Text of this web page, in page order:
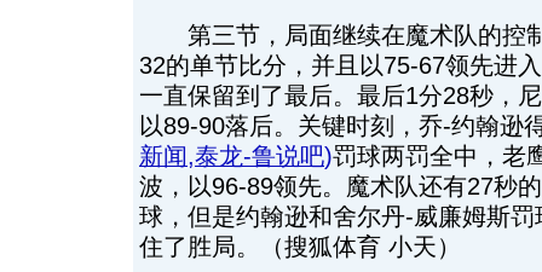
第三节，局面继续在魔术队的控
32的单节比分，并且以75-67领先进
一直保留到了最后。最后1分28秒，
以89-90落后。关键时刻，乔-约翰逊
新闻,泰龙-鲁说吧)罚球两罚全中，老
波，以96-89领先。魔术队还有27秒
球，但是约翰逊和舍尔丹-威廉姆斯
住了胜局。（搜狐体育 小天）